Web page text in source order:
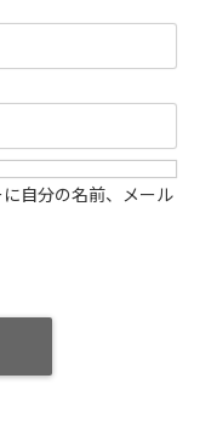
自分の名前、メール